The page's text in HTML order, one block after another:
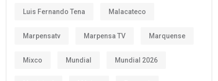
Luis Fernando Tena Malacateco
Marpensatv Marpensa TV Marquense
Mixco Mundial Mundial 2026